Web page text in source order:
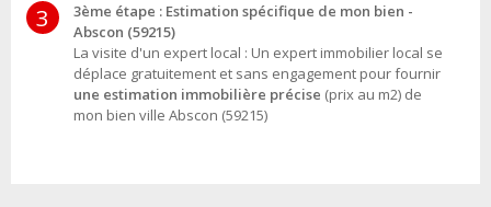
3
3ème étape : Estimation spécifique de mon bien -
Abscon (59215)
La visite d'un expert local : Un expert immobilier local se
déplace gratuitement et sans engagement pour fournir
une estimation immobilière précise (prix au m2) de
mon bien ville Abscon (59215)